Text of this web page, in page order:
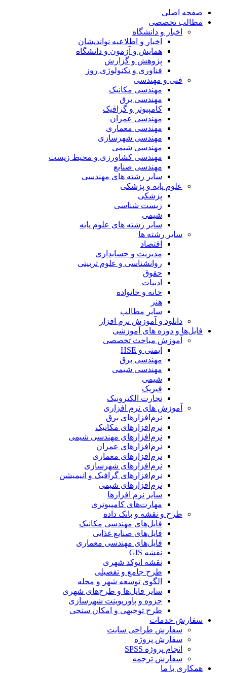
صفحه اصلی
مطالب تخصصی
اخبار و دانشگاه
اخبار و اطلاعیه نواندیشان
همایش و آزمون و دانشگاه
پژوهش و گزارش
فناوری و تکنولوژی روز
فنی و مهندسی
مهندسی مکانیک
مهندسی برق
کامپیوتر و گرافیک
مهندسی عمران
مهندسی معماری
مهندسی شهرسازی
مهندسی شیمی
مهندسی کشاورزی و محیط زیست
مهندسی صنایع
سایر رشته های مهندسی
علوم پایه و پزشکی
پزشکی
زیست شناسی
شیمی
سایر رشته های علوم پایه
سایر رشته ها
اقتصاد
مدیریت و حسابداری
روانشناسی و علوم تربیتی
حقوق
ادبیات
خانه و خانواده
هنر
سایر مطالب
دانلود و آموزش نرم افزار
فایل‌ها و دوره های آموزشی
آموزش مباحث تخصصی
ایمنی و HSE
مهندسی برق
مهندسی شیمی
شیمی
فیزیک
تجارت الکترونیک
آموزش های نرم افزاری
نرم‌افزارهای برق
نرم‌افزارهای مکانیک
نرم‌افزارهای مهندسی شیمی
نرم‌افزارهای عمران
نرم‌افزارهای معماری
نرم‌افزارهای شهرسازی
نرم‌افزارهای گرافیک و انیمیشن
نرم‌افزارهای شیمی
سایر نرم افزارها
مهارت‌های کامپیوتری
طرح و نقشه و بانک داده
فایل‌های مهندسی مکانیک
فایل‌های صنایع غذایی
فایل‌های مهندسی معماری
نقشه GIS
نقشه اتوکد شهری
طرح جامع و تفصیلی
الگوی توسعه شهر و محله
سایر فایل‌ها و طرح‌های شهری
جزوه و پاورپوینت شهرسازی
طرح توجیهی و امکان سنجی
سفارش خدمات
سفارش طراحی سایت
سفارش پروژه
انجام پروژه SPSS
سفارش ترجمه
همکاری با ما